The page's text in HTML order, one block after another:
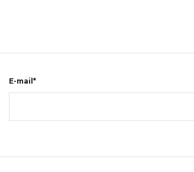
E-mail*